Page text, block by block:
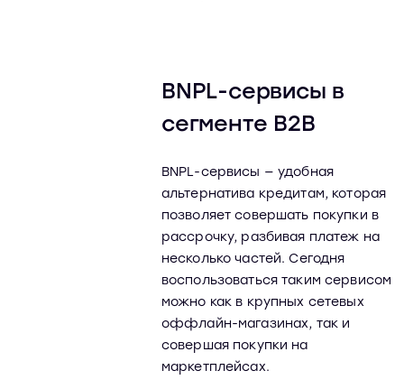
BNPL-сервисы в
сегменте B2B
BNPL-сервисы — удобная
альтернатива кредитам, которая
позволяет совершать покупки в
рассрочку, разбивая платеж на
несколько частей. Сегодня
воспользоваться таким сервисом
можно как в крупных сетевых
оффлайн-магазинах, так и
совершая покупки на
маркетплейсах.